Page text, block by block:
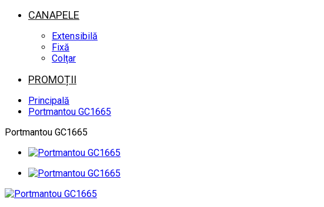
CANAPELE
Extensibilă
Fixă
Colțar
PROMOȚII
Principală
Portmantou GC1665
Portmantou GC1665